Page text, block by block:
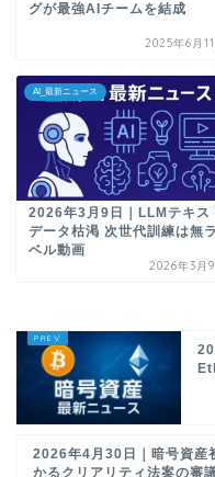
グが最強AIチームを結成
2025年6月11
AI_最新ニュース
2026年3月9日｜LLMテキス
データ枯渇 次世代訓練は無ラ
ベル動画
2026年3月
2026年4月30日｜暗号資産
かるクリアリティ法案の審